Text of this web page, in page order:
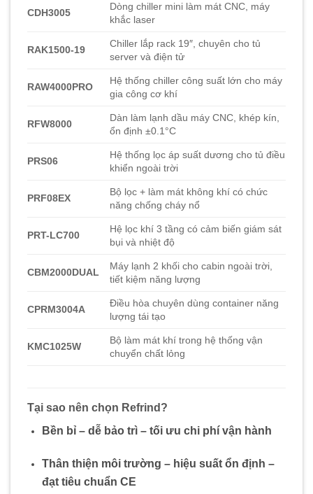
CDH3005
Dòng chiller mini làm mát CNC, máy
khắc laser
RAK1500-19
Chiller lắp rack 19″, chuyên cho tủ
server và điện tử
RAW4000PRO
Hệ thống chiller công suất lớn cho máy
gia công cơ khí
RFW8000
Dàn làm lạnh dầu máy CNC, khép kín,
ổn định ±0.1°C
PRS06
Hệ thống lọc áp suất dương cho tủ điều
khiển ngoài trời
PRF08EX
Bộ lọc + làm mát không khí có chức
năng chống cháy nổ
PRT-LC700
Hệ lọc khí 3 tầng có cảm biến giám sát
bụi và nhiệt độ
CBM2000DUAL
Máy lạnh 2 khối cho cabin ngoài trời,
tiết kiệm năng lượng
CPRM3004A
Điều hòa chuyên dùng container năng
lượng tái tạo
KMC1025W
Bộ làm mát khí trong hệ thống vận
chuyển chất lỏng
Tại sao nên chọn Refrind?
Bền bỉ – dễ bảo trì – tối ưu chi phí vận hành
Thân thiện môi trường – hiệu suất ổn định –
đạt tiêu chuẩn CE